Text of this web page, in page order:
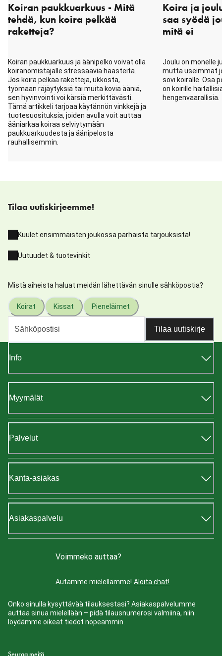
Koiran paukkuarkuus - Mitä
tehdä, kun koira pelkää
raketteja?
Koiran paukkuarkuus ja äänipelko voivat olla
koiranomistajalle stressaavia haasteita.
Jos koira pelkää raketteja, ukkosta,
työmaan räjäytyksiä tai muita kovia ääniä,
sen hyvinvointi voi kärsiä merkittävästi.
Tämä artikkeli tarjoaa käytännön vinkkejä ja
tuotesuosituksia, joiden avulla voit auttaa
ääniarkaa koiraa selviytymään
paukkuarkuudesta ja äänipelosta
rauhallisemmin.
Koira ja
saa syödä
mitä ei
Joulu on monelle
mutta useimmat
sovi koiralle. Osa
on koirille
hengenvaarallisia.
Tilaa uutiskirjeemme!
Kuulet ensimmäisten joukossa parhaista tarjouksista!
Uutuudet & tuotevinkit
Mistä aiheista haluat meidän lähettävän sinulle sähköpostia?
Koirat Kissat Pieneläimet
Tilaa uutiskirje
Info
Myymälät
Palvelut
Kanta-asiakas
Asiakaspalvelu
Voimmeko auttaa?
Autamme mielellämme! Aloita chat!
Onko sinulla kysyttävää tilauksestasi? Asiakaspalvelumme
auttaa sinua mielellään – pidä tilausnumerosi valmiina, niin
löydämme oikeat tiedot nopeammin.
Seuraa meitä